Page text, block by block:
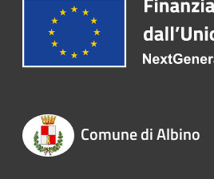
Comune di Albino